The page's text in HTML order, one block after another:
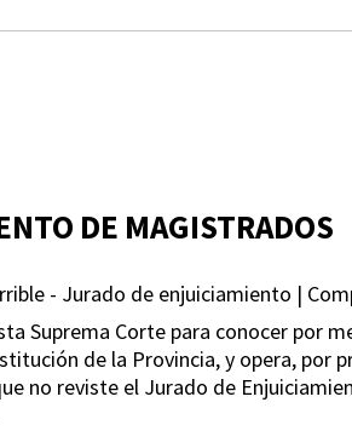
DE MAGISTRADOS
- Jurado de enjuiciamiento |
Suprema Corte para conocer por
de la Provincia, y opera,
no reviste el Jurado de